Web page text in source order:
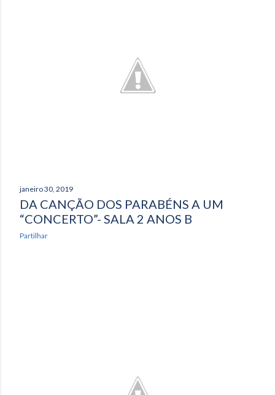
janeiro 30, 2019
DA CANÇÃO DOS PARABÉNS A UM
“CONCERTO”- SALA 2 ANOS B
Partilhar